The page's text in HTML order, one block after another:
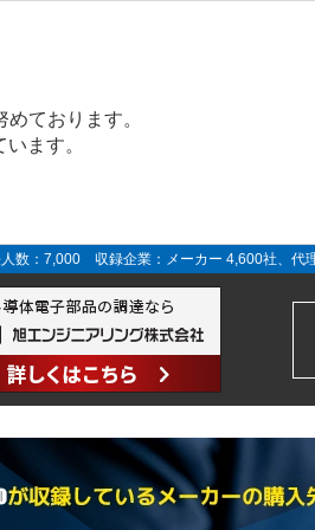
ております。
ます。
数：7,000 収録企業：メーカー 4,600社、代